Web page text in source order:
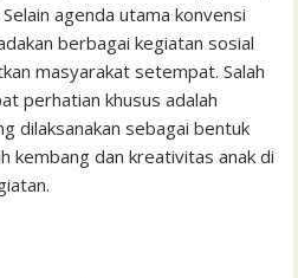
agenda utama konvensi
berbagai kegiatan sosial
masyarakat setempat. Salah
perhatian khusus adalah
dilaksanakan sebagai bentuk
kembang dan kreativitas anak di